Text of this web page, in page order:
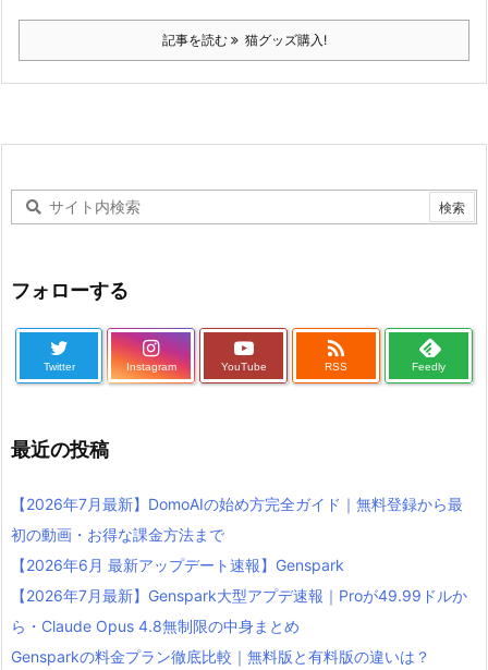
記事を読む 猫グッズ購入!
フォローする
Twitter Instagram YouTube

RSS Feedly
最近の投稿
【2026年7月最新】DomoAIの始め方完全ガイド｜無料登録から最
初の動画・お得な課金方法まで
【2026年6月 最新アップデート速報】Genspark
【2026年7月最新】Genspark大型アプデ速報｜Proが49.99ドルか
ら・Claude Opus 4.8無制限の中身まとめ
Gensparkの料金プラン徹底比較｜無料版と有料版の違いは？